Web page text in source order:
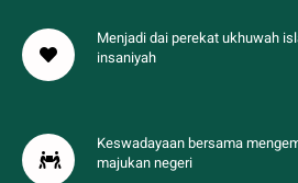
Menjadi dai perekat ukhuwah
insaniyah
Keswadayaan bersama
majukan negeri